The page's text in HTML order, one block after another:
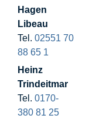
Hagen
Libeau
Tel. 02551 70
88 65 1
Heinz
Trindeitmar
Tel. 0170-
380 81 25